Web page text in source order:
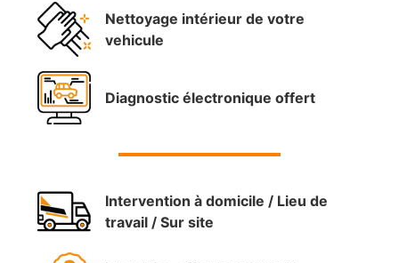
Nettoyage intérieur de votre
vehicule
Diagnostic électronique offert
Intervention à domicile / Lieu de
travail / Sur site